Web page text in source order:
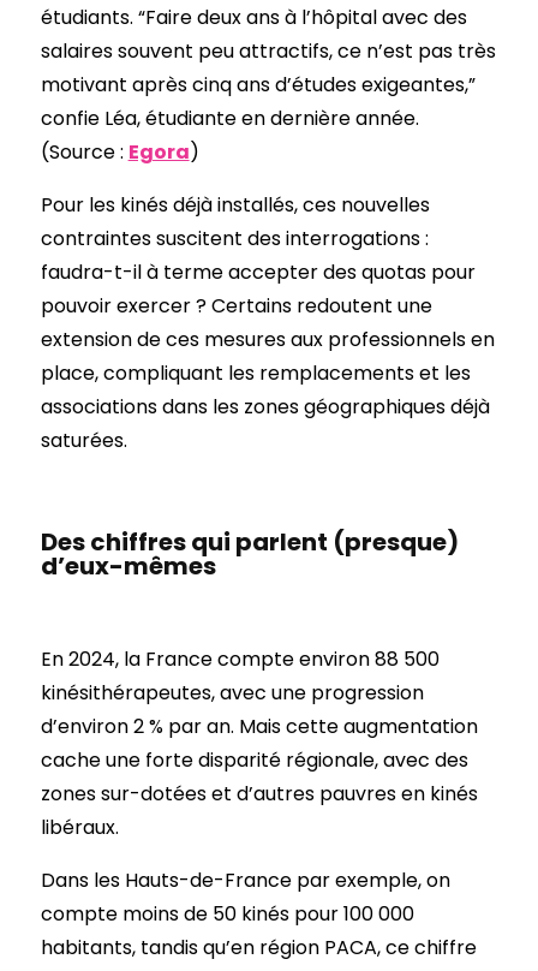
étudiants. “Faire deux ans à l’hôpital avec des
salaires souvent peu attractifs, ce n’est pas très
motivant après cinq ans d’études exigeantes,”
confie Léa, étudiante en dernière année.
(Source : Egora)
Pour les kinés déjà installés, ces nouvelles
contraintes suscitent des interrogations :
faudra-t-il à terme accepter des quotas pour
pouvoir exercer ? Certains redoutent une
extension de ces mesures aux professionnels en
place, compliquant les remplacements et les
associations dans les zones géographiques déjà
saturées.
Des chiffres qui parlent (presque)
d’eux-mêmes
En 2024, la France compte environ 88 500
kinésithérapeutes, avec une progression
d’environ 2 % par an. Mais cette augmentation
cache une forte disparité régionale, avec des
zones sur-dotées et d’autres pauvres en kinés
libéraux.
Dans les Hauts-de-France par exemple, on
compte moins de 50 kinés pour 100 000
habitants, tandis qu’en région PACA, ce chiffre